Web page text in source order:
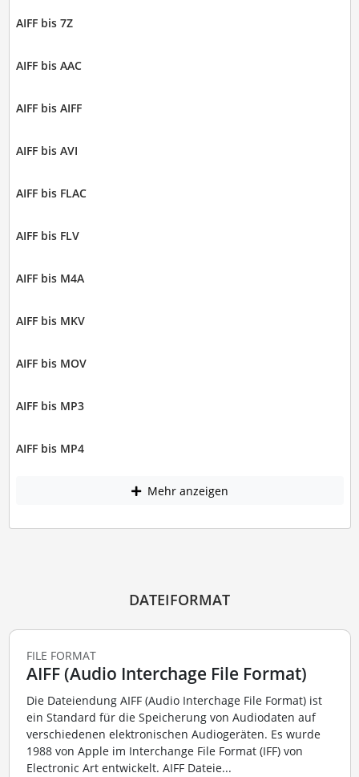
AIFF bis 7Z
AIFF bis AAC
AIFF bis AIFF
AIFF bis AVI
AIFF bis FLAC
AIFF bis FLV
AIFF bis M4A
AIFF bis MKV
AIFF bis MOV
AIFF bis MP3
AIFF bis MP4
Mehr anzeigen
DATEIFORMAT
FILE FORMAT
AIFF (Audio Interchage File Format)
Die Dateiendung AIFF (Audio Interchage File Format) ist
ein Standard für die Speicherung von Audiodaten auf
verschiedenen elektronischen Audiogeräten. Es wurde
1988 von Apple im Interchange File Format (IFF) von
Electronic Art entwickelt. AIFF Dateie...